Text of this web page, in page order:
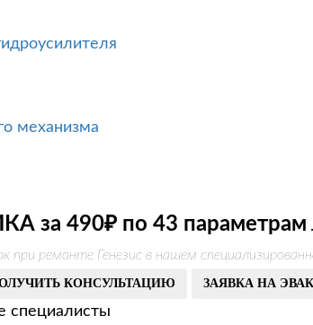
механизма
за 490₽ по 43 параметрам .
при ремонте Генезис в нашем
КОНСУЛЬТАЦИЮ ЗАЯВКА
специалисты